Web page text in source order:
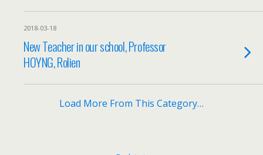
2018-03-18
New Teacher in our school, Professor
HOYNG, Rolien
Load More From This Category…